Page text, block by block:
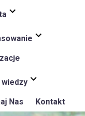
wiedzy
Nas Kontakt